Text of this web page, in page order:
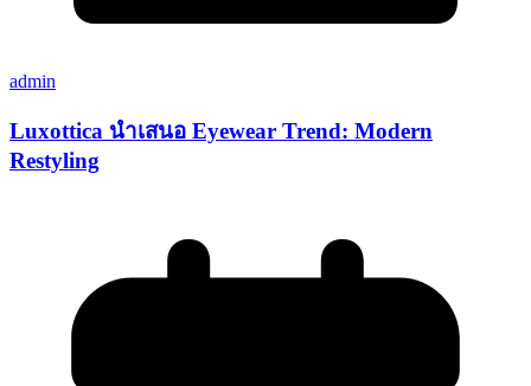
admin
Luxottica นำเสนอ Eyewear Trend: Modern
Restyling